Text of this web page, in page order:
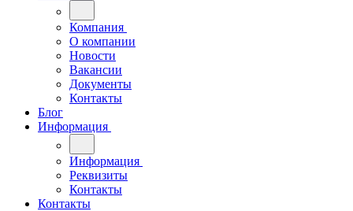
Компания
О компании
Новости
Вакансии
Документы
Контакты
Блог
Информация
Информация
Реквизиты
Контакты
Контакты